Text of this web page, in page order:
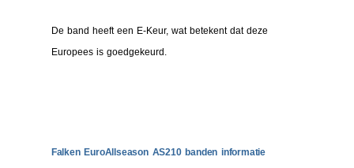
De band heeft een E-Keur, wat betekent dat deze
Europees is goedgekeurd.
Falken EuroAllseason AS210 banden informatie